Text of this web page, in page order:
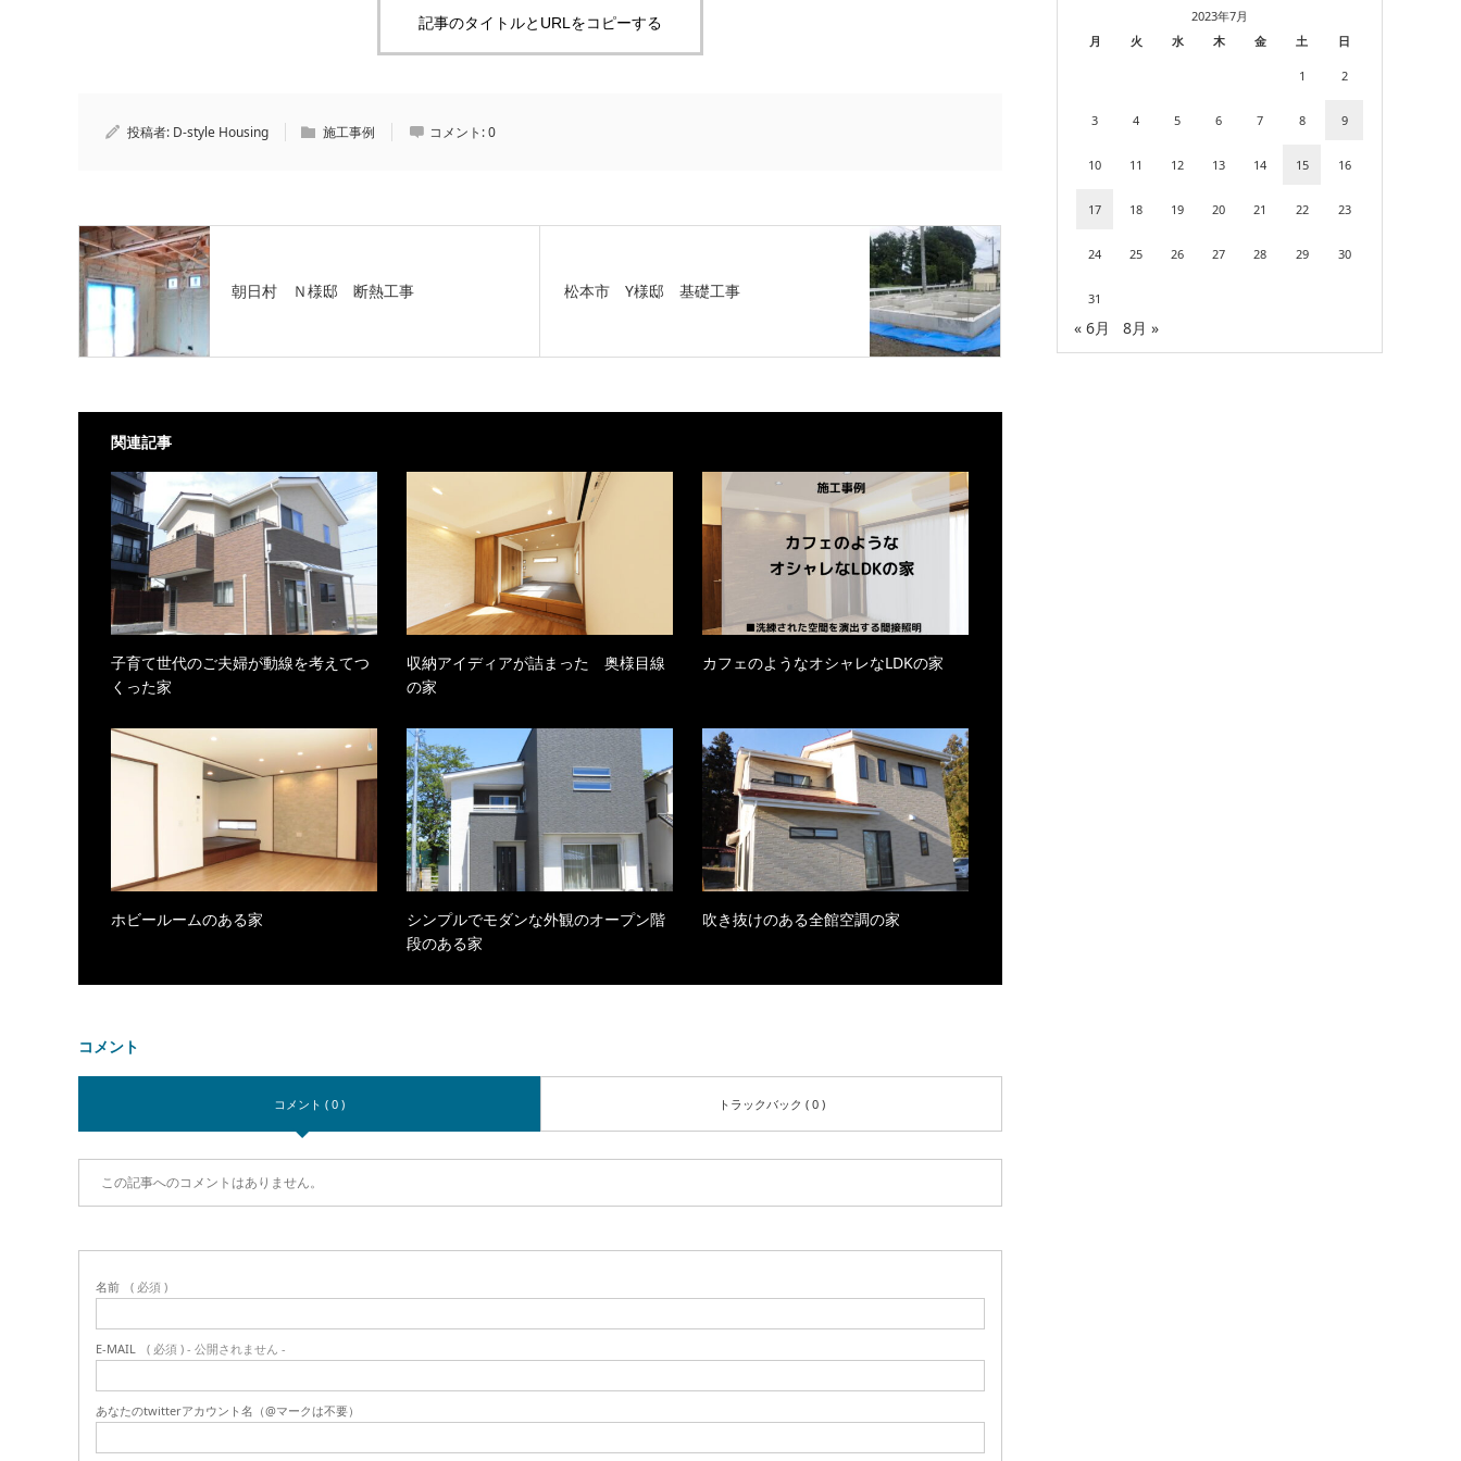
記事のタイトルとURLをコピーする
投稿者: D-style Housing 施工事例 コメント:0
朝日村 Ｎ様邸 断熱工事 松本市 Y様邸 基礎工事
関連記事
子育て世代のご夫婦が動線を考えてつ
くった家
収納アイディアが詰まった 奥様目線
の家
カフェのようなオシャレなLDKの家
ホビールームのある家
シンプルでモダンな外観のオープン階
段のある家
吹き抜けのある全館空調の家
コメント
コメント ( 0 ) トラックバック ( 0 )
この記事へのコメントはありません。
名前 ( 必須 )
E-MAIL ( 必須 ) - 公開されません -
あなたのtwitterアカウント名（@マークは不要）
2023年7月
月
火 水 木 金 土 日
1 2
3 4 5 6 7 8 9
10 11 12 13 14 15 16
17 18 19 20 21 22 23
24 25 26 27 28 29 30
31
« 6月 8月 »